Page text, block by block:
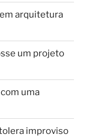
arquitetura
um projeto
uma
improviso